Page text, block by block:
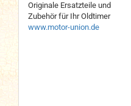
Originale Ersatzteile und
Zubehör für Ihr Oldtimer
www.motor-union.de